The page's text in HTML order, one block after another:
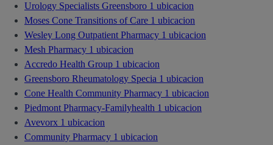
Urology Specialists Greensboro 1 ubicacion
Moses Cone Transitions of Care 1 ubicacion
Wesley Long Outpatient Pharmacy 1 ubicacion
Mesh Pharmacy 1 ubicacion
Accredo Health Group 1 ubicacion
Greensboro Rheumatology Specia 1 ubicacion
Cone Health Community Pharmacy 1 ubicacion
Piedmont Pharmacy-Familyhealth 1 ubicacion
Avevorx 1 ubicacion
Community Pharmacy 1 ubicacion